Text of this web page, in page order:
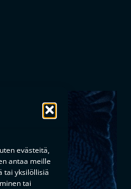
evästeitä,
antaa meille
tai yksilöllisiä
tai